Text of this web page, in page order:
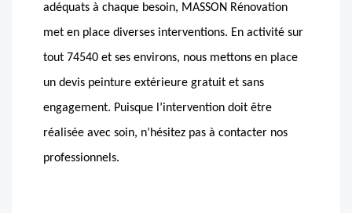
adéquats à chaque besoin, MASSON Rénovation
met en place diverses interventions. En activité sur
tout 74540 et ses environs, nous mettons en place
un devis peinture extérieure gratuit et sans
engagement. Puisque l’intervention doit être
réalisée avec soin, n’hésitez pas à contacter nos
professionnels.